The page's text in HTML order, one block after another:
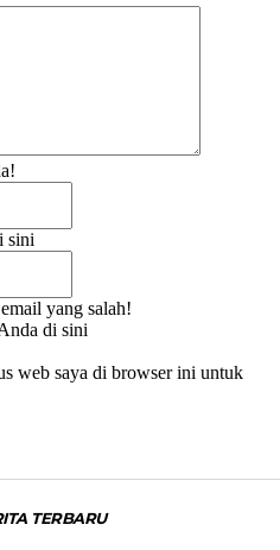
sini
yang salah!
di sini
web saya di browser ini untuk
TERBARU